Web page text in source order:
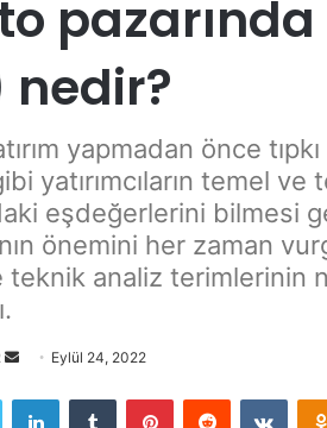
nedir?
yapmadan önce
yatırımcıların temel
eşdeğerlerini bilmesi
önemini her zaman
analiz terimlerinin
Bir
posta
Eylül 24, 2022
Twitter LinkedInTumblr PinterestReddit